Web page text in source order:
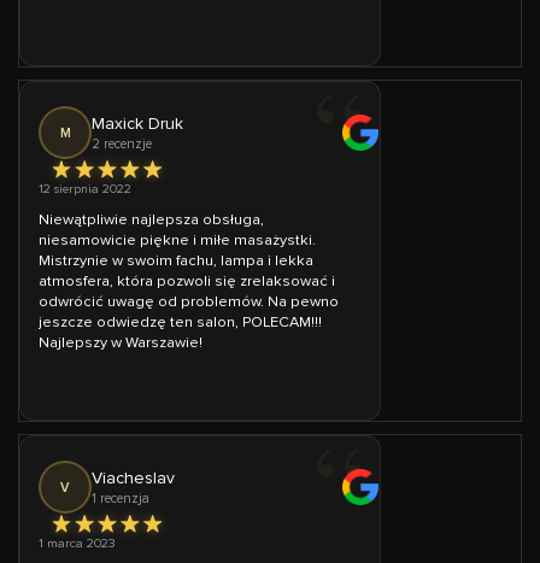
M Maxick Druk
2 recenzje
12 sierpnia 2022
Niewątpliwie najlepsza obsługa,
niesamowicie piękne i miłe masażystki.
Mistrzynie w swoim fachu, lampa i lekka
atmosfera, która pozwoli się zrelaksować i
odwrócić uwagę od problemów. Na pewno
jeszcze odwiedzę ten salon, POLECAM!!!
Najlepszy w Warszawie!
V Viacheslav
1 recenzja
1 marca 2023